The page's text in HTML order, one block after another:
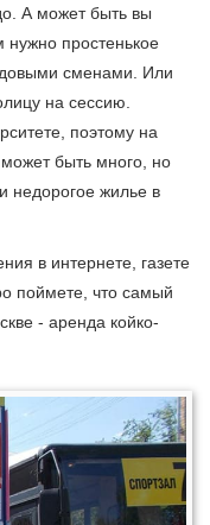
А может быть вы
нужно простенькое
сменами. Или
на сессию.
поэтому на
быть много, но
недорогое жилье в
в интернете, газете
поймете, что самый
- аренда койко-